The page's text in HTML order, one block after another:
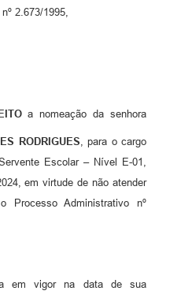
2.673/1995,
a nomeação da senhora
RODRIGUES , para o cargo
Escolar – Nível E-01,
em virtude de não atender
Processo Administrativo nº
em vigor na data de sua